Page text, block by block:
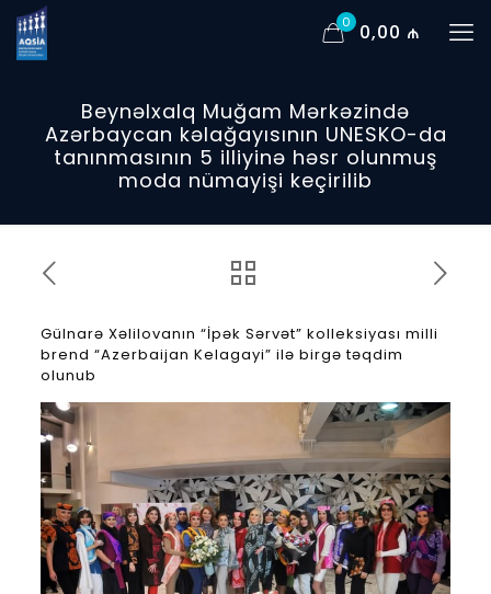
0 0,00 ₼
Beynəlxalq Muğam Mərkəzində
Azərbaycan kəlağayısının UNESKO-da
tanınmasının 5 illiyinə həsr olunmuş
moda nümayişi keçirilib
Gülnarə Xəlilovanın “İpək Sərvət” kolleksiyası milli
brend “Azerbaijan Kelagayi” ilə birgə təqdim
olunub